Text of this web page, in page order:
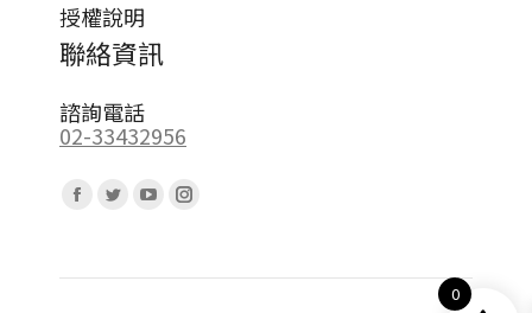
授權說明
聯絡資訊
諮詢電話
02-33432956
Facebook
opens
Twitter
opens
YouTube
opens
Instagram
opens
0